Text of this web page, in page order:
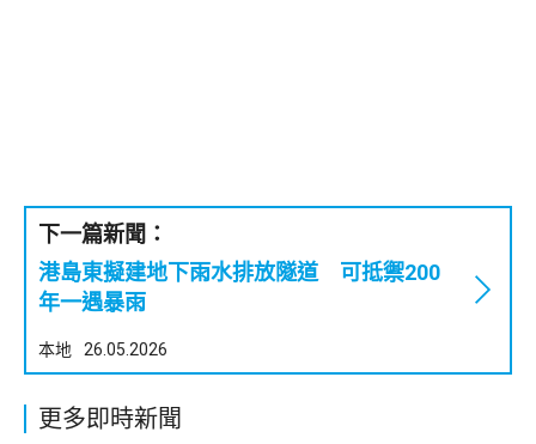
下一篇新聞：
港島東擬建地下雨水排放隧道 可抵禦200
年一遇暴雨
本地 26.05.2026
更多即時新聞